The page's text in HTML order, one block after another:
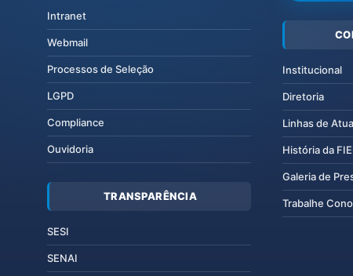
Intranet
Webmail
Processos de Seleção
LGPD
Compliance
Ouvidoria
TRANSPARÊNCIA
SESI
SENAI
Institucional
Diretoria
Linhas de
História da
Galeria de
Trabalhe